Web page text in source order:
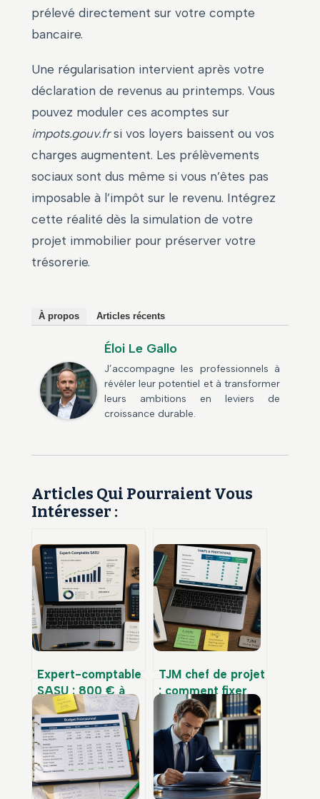
prélevé directement sur votre compte
bancaire.
Une régularisation intervient après votre
déclaration de revenus au printemps. Vous
pouvez moduler ces acomptes sur
impots.gouv.frsi vos loyers baissent ou vos
charges augmentent. Les prélèvements
sociaux sont dus même si vous n’êtes pas
imposable à l’impôt sur le revenu. Intégrez
cette réalité dès la simulation de votre
projet immobilier pour préserver votre
trésorerie.
À propos Articles récents
Éloi Le Gallo
J’accompagne les professionnels à
révéler leur potentiel et à transformer
leurs ambitions en leviers de
croissance durable.
Articles Qui Pourraient Vous
Intéresser :
Expert-comptable
SASU : 800 € à
1500 € par an pour
sécuriser votre
gestion et
optimiser vos
impôts
TJM chef de projet
: comment fixer
votre tarif entre
400 € et 1200 €
pour maximiser
vos revenus